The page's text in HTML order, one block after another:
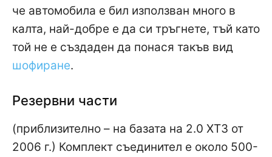
че автомобила е бил използван много в
калта, най-добре е да си тръгнете, тъй като
той не е създаден да понася такъв вид
шофиране.
Резервни части
(приблизително – на базата на 2.0 XT3 от
2006 г.) Комплект съединител е около 500-